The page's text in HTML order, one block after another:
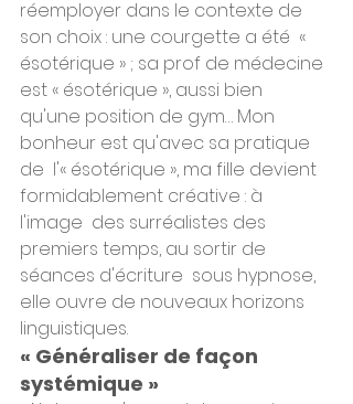
réemployer dans le contexte de
son choix : une courgette a été  «
ésotérique » ; sa prof de médecine
est « ésotérique », aussi bien
qu'une position de gym… Mon
bonheur est qu'avec sa pratique
de  l'« ésotérique », ma fille devient
formidablement créative : à
l'image  des surréalistes des
premiers temps, au sortir de
séances d'écriture  sous hypnose,
elle ouvre de nouveaux horizons
linguistiques.
« Généraliser de façon
systémique »